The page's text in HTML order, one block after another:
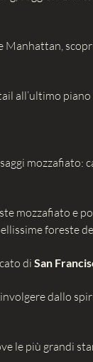
all’ultimo piano
mozzafiato:
mozzafiato e
foreste
di San
dallo
le più grandi